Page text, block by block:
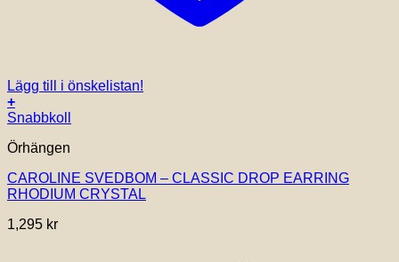
Lägg till i önskelistan!
+
Snabbkoll
Örhängen
CAROLINE SVEDBOM – CLASSIC DROP EARRING
RHODIUM CRYSTAL
1,295 kr